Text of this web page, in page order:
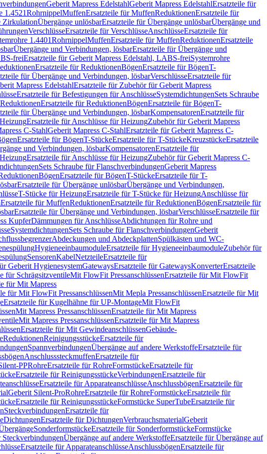
Geberit Mapress EdelstahlGeberit Mapress EdelstahlErsatzteile für
1.4521RohrnippelMuffenErsatzteile für MuffenReduktionenErsatzteile für
ZirkulationÜbergänge unlösbarErsatzteile für Übergänge unlösbarÜbergänge und
VerschlüsseErsatzteile für VerschlüsseAnschlüsseErsatzteile für
1.4401RohrnippelMuffenErsatzteile für MuffenReduktionenErsatzteile
Übergänge und Verbindungen, lösbarErsatzteile für Übergänge und
freiErsatzteile für Geberit Mapress Edelstahl, LABS-freiSystemrohre
Ersatzteile für ReduktionenBögenErsatzteile für BögenT-
für Übergänge und Verbindungen, lösbarVerschlüsseErsatzteile für
Mapress EdelstahlErsatzteile für Zubehör für Geberit Mapress
Ersatzteile für Befestigungen für AnschlüsseSystemdichtungenSets Schraube
ReduktionenErsatzteile für ReduktionenBögenErsatzteile für BögenT-
für Übergänge und Verbindungen, lösbarKompensatorenErsatzteile für
Ersatzteile für Anschlüsse für HeizungZubehör für Geberit Mapress
C-StahlGeberit Mapress C-StahlErsatzteile für Geberit Mapress C-
Ersatzteile für BögenT-StückeErsatzteile für T-StückeKreuzstückeErsatzteile
und Verbindungen, lösbarKompensatorenErsatzteile für
Ersatzteile für Anschlüsse für HeizungZubehör für Geberit Mapress C-
Sets Schraube für FlanschverbindungenGeberit Mapress
BögenErsatzteile für BögenT-StückeErsatzteile für T-
Ersatzteile für Übergänge unlösbarÜbergänge und Verbindungen,
T-Stücke für HeizungErsatzteile für T-Stücke für HeizungAnschlüsse für
Ersatzteile für MuffenReduktionenErsatzteile für ReduktionenBögenErsatzteile für
Ersatzteile für Übergänge und Verbindungen, lösbarVerschlüsseErsatzteile für
KupferDämmungen für AnschlüsseAbdichtungen für Rohre und
SystemdichtungenSets Schraube für FlanschverbindungenGeberit
Abdeckungen und AbdeckplattenSpülkästen und WC-
HygieneeinbaumoduleErsatzteile für HygieneeinbaumoduleZubehör für
SensorenKabelNetzteileErsatzteile für
Geberit HygienesystemGatewaysErsatzteile für GatewaysKonverterErsatzteile
für SchrägsitzventileMit FlowFit PressanschlüssenErsatzteile für Mit FlowFit
für Mit Mapress
für Mit FlowFit PressanschlüssenMit Mepla PressanschlüssenErsatzteile für Mit
Ersatzteile für Kugelhähne für UP-MontageMit FlowFit
Mit Mapress PressanschlüssenErsatzteile für Mit Mapress
Mit Mapress PressanschlüssenErsatzteile für Mit Mapress
Ersatzteile für Mit GewindeanschlüssenGebäude-
ReduktionenReinigungsstückeErsatzteile für
SpannverbindungenÜbergänge auf andere WerkstoffeErsatzteile für
AnschlusssteckmuffenErsatzteile für
PPRohreErsatzteile für RohreFormstückeErsatzteile für
Ersatzteile für ReinigungsstückeVerbindungenErsatzteile für
Ersatzteile für ApparateanschlüsseAnschlussbögenErsatzteile für
Geberit Silent-ProRohreErsatzteile für RohreFormstückeErsatzteile für
Ersatzteile für ReinigungsstückeFormstücke SuperTubeErsatzteile für
SteckverbindungenErsatzteile für
DichtungenErsatzteile für DichtungenVerbrauchsmaterialGeberit
SonderformstückeErsatzteile für SonderformstückeFormstücke
Übergänge auf andere WerkstoffeErsatzteile für Übergänge auf
Ersatzteile für ApparateanschlüsseAnschlussbögenErsatzteile für